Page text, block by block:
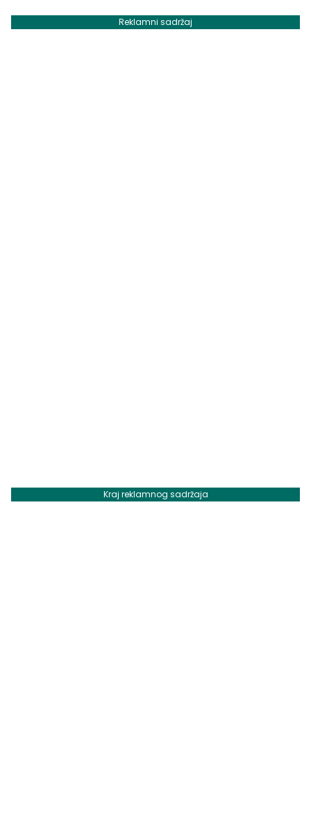
Reklamni sadržaj
Kraj reklamnog sadržaja